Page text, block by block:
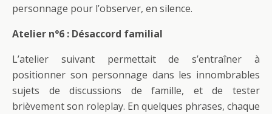
personnage pour l’observer, en silence.
Atelier n°6 : Désaccord familial
L’atelier suivant permettait de s’entraîner à
positionner son personnage dans les innombrables
sujets de discussions de famille, et de tester
brièvement son roleplay. En quelques phrases, chaque